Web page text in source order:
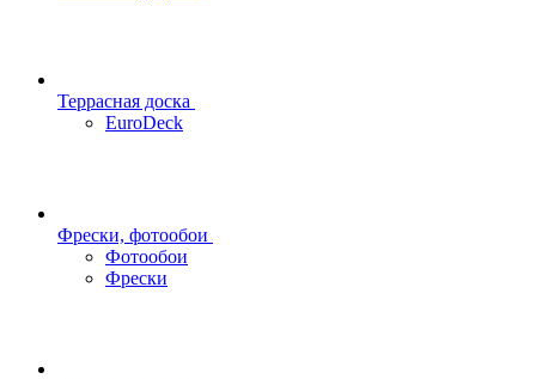
Террасная доска
EuroDeck
Фрески, фотообои
Фотообои
Фрески